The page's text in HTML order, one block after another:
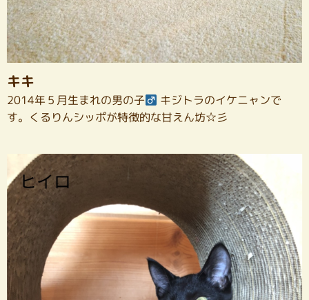
キキ
2014年５月生まれの男の子 キジトラのイケニャンで
す。くるりんシッポが特徴的な甘えん坊☆彡